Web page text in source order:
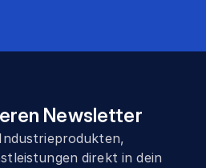
Newsletter
direkt in dein